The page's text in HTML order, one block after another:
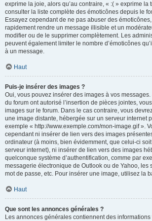
exprime la joie, alors qu’au contraire, « :( » exprime la
consulter la liste complète des émoticônes depuis le
Essayez cependant de ne pas abuser des
rapidement rendre un message illisible et un
modifier ou de le supprimer complètement. Les
peuvent également limiter le nombre d’émoticônes
à un message.
Haut
Puis-je insérer des images ?
Oui, vous pouvez insérer des images à vos
du forum ont autorisé l’insertion de pièces jointes,
images sur le forum. Dans le cas contraire, vous
une image distante, hébergée sur un serveur internet
exemple « http://www.exemple.com/mon-image.gif ».
cependant ni insérer de lien vers des images
ordinateur (à moins, bien évidemment, que celui-ci
serveur internet), ni insérer de lien vers des images
quelconque système d’authentification, comme par
messagerie électronique de Outlook ou de Yahoo, les
mot de passe, etc. Pour insérer une image, utilisez la
Haut
Que sont les annonces générales ?
Les annonces générales contiennent des